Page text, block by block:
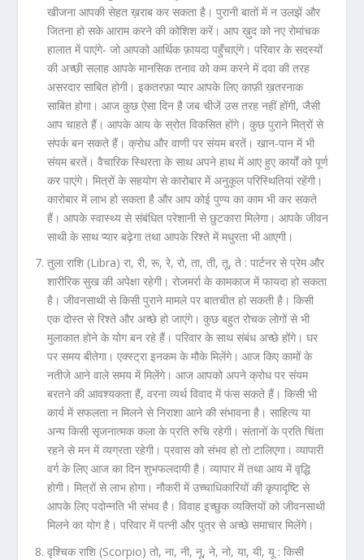
खीजना आपकी सेहत ख़राब कर सकता है। पुरानी बातों में न उलझें और
जितना हो सके आराम करने की कोशिश करें। आप ख़ुद को नए रोमांचक
हालात में पाएंगे- जो आपको आर्थिक फ़ायदा पहुँचाएंगे। परिवार के सदस्यों
की अच्छी सलाह आपके मानसिक तनाव को कम करने में दवा की तरह
असरदार साबित होगी। इकतरफ़ा प्यार आपके लिए काफ़ी ख़तरनाक
साबित होगा। आज कुछ ऐसा दिन है जब चीजें उस तरह नहीं होंगी, जैसी
आप चाहते हैं। आपके आय के स्रोत विकसित होंगे। कुछ पुराने मित्रों से
संपर्क बन सकते हैं। क्रोध और वाणी पर संयम बरतें। खान-पान में भी
संयम बरतें। वैचारिक स्थिरता के साथ अपने हाथ में आए हुए कार्यों को पूर्ण
कर पाएंगे। मित्रों के सहयोग से कारोबार में अनुकूल परिस्थितियां रहेंगी।
कारोबार में लाभ हो सकता है और आप कोई पुण्य का काम भी कर सकते
हैं। आपके स्वास्थ्य से संबंधित परेशानी से छुटकारा मिलेगा। आपके जीवन
साथी के साथ प्यार बढ़ेगा तथा आपके रिश्ते में मधुरता भी आएगी।
तुला राशि (Libra) रा, री, रू, रे, रो, ता, ती, तू, ते : पार्टनर से प्रेम और
शारीरिक सुख की अपेक्षा रहेगी। रोजमर्रा के कामकाज में फायदा हो सकता
है। जीवनसाथी से किसी पुराने मामले पर बातचीत हो सकती है। किसी
एक दोस्त से रिश्ते और अच्छे हो जाएंगे। कुछ बहुत रोचक लोगों से भी
मुलाकात होने के योग बन रहे हैं। परिवार के साथ संबंध अच्छे होंगे। घर
पर समय बीतेगा। एक्स्ट्रा इनकम के मौके मिलेंगे। आज किए कामों के
नतीजे आने वाले समय में मिलेंगे। आज आपको अपने क्रोध पर संयम
बरतने की आवश्यकता हैं, वरना व्यर्थ विवाद में फंस सकते हैं। किसी भी
कार्य में सफलता न मिलने से निराशा आने की संभावना है। साहित्य या
अन्य किसी सृजनात्मक कला के प्रति रुचि रहेगी। संतानों के प्रति चिंता
रहने से मन में व्यग्रता रहेगी। प्रवास को संभव हो तो टालिएगा। व्यापारी
वर्ग के लिए आज का दिन शुभफलदायी है। व्यापार में तथा आय में वृद्धि
होगी। मित्रों से लाभ होगा। नौकरी में उच्चाधिकारियों की कृपादृष्टि से
आपके लिए पदोन्नति भी संभव है। विवाह इच्छुक व्यक्तियों को जीवनसाथी
मिलने का योग है। परिवार में पत्नी और पुत्र से अच्छे समाचार मिलेंगे।
वृश्चिक राशि (Scorpio) तो, ना, नी, नू, ने, नो, या, यी, यू : किसी